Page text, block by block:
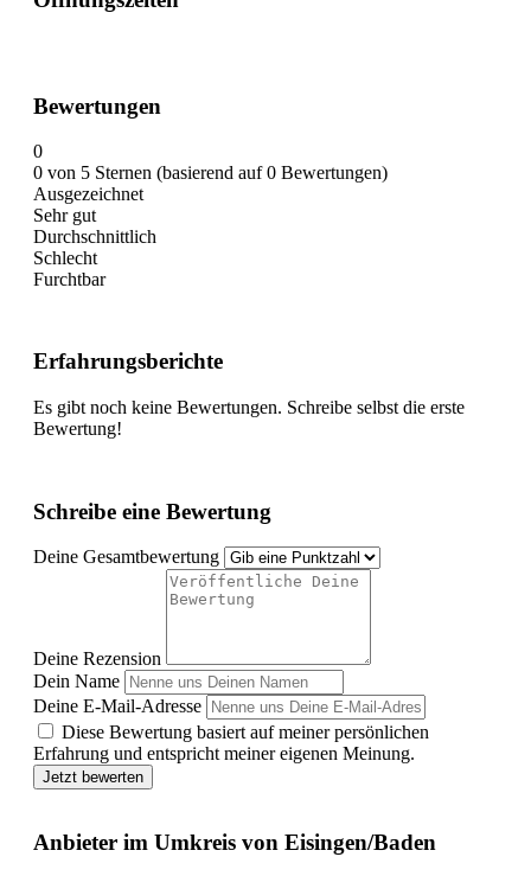
Bewertungen
0
0 von 5 Sternen (basierend auf 0 Bewertungen)
Ausgezeichnet
Sehr gut
Durchschnittlich
Schlecht
Furchtbar
Erfahrungsberichte
Es gibt noch keine Bewertungen. Schreibe selbst die erste
Bewertung!
Schreibe eine Bewertung
Deine Gesamtbewertung
Deine Rezension
Dein Name
Deine E-Mail-Adresse
Diese Bewertung basiert auf meiner persönlichen
Erfahrung und entspricht meiner eigenen Meinung.
Jetzt bewerten
Anbieter im Umkreis von Eisingen/Baden